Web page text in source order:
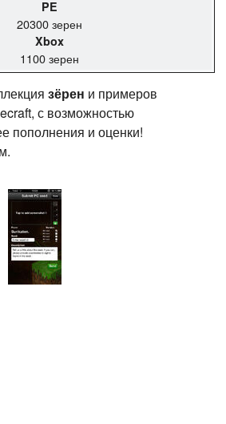
PE
20300 зерен
Xbox
1100 зерен
зёрен и примеров
с возможностью
пополнения и оценки!